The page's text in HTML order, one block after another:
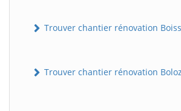
Trouver chantier rénovation
Trouver chantier rénovation